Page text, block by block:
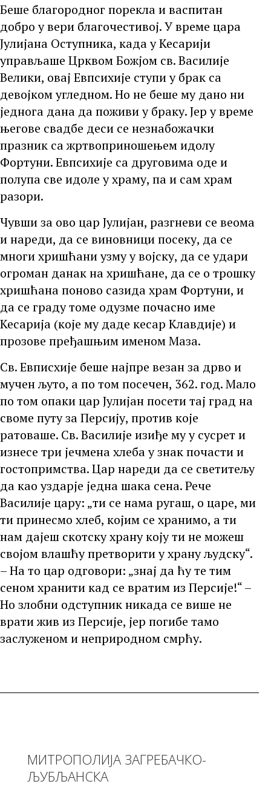
Беше благородног порекла и васпитан
добро у вери благочестивој. У време цара
Јулијана Оступника, када у Кесарији
управљаше Црквом Божјом св. Василије
Велики, овај Евпсихије ступи у брак са
девојком угледном. Но не беше му дано ни
једнога дана да поживи у браку. Јер у време
његове свадбе деси се незнабожачки
празник са жртвоприношењем идолу
Фортуни. Евпсихије са друговима оде и
полупа све идоле у храму, па и сам храм
разори.
Чувши за ово цар Јулијан, разгневи се веома
и нареди, да се виновници посеку, да се
многи хришћани узму у војску, да се удари
огроман данак на хришћане, да се о трошку
хришћана поново сазида храм Фортуни, и
да се граду томе одузме почасно име
Кесарија (које му даде кесар Клавдије) и
прозове пређашњим именом Маза.
Св. Евписхије беше најпре везан за дрво и
мучен љуто, а по том посечен, 362. год. Мало
по том опаки цар Јулијан посети тај град на
своме путу за Персију, против које
ратоваше. Св. Василије изиђе му у сусрет и
изнесе три јечмена хлеба у знак почасти и
гостопримства. Цар нареди да се светитељу
да као уздарје једна шака сена. Рече
Василије цару: „ти се нама ругаш, о царе, ми
ти принесмо хлеб, којим се хранимо, а ти
нам дајеш скотску храну коју ти не можеш
својом влашћу претворити у храну људску“.
– На то цар одговори: „знај да ћу те тим
сеном хранити кад се вратим из Персије!“ –
Но злобни одступник никада се више не
врати жив из Персије, јер погибе тамо
заслуженом и неприродном смрћу.
МИТРОПОЛИЈА ЗАГРЕБАЧКО-
ЉУБЉАНСКА